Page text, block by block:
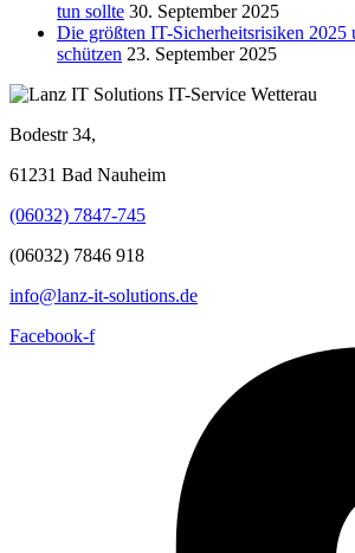
tun sollte 30. September 2025
Die größten IT-Sicherheitsrisiken 2025
schützen 23. September 2025
Bodestr 34,
61231 Bad Nauheim
(06032) 7847-745
(06032) 7846 918
info@lanz-it-solutions.de
Facebook-f